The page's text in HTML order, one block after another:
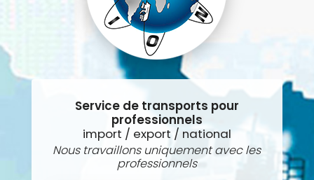
Service de transports pour
professionnels
import / export / national
Nous travaillons uniquement avec les
professionnels